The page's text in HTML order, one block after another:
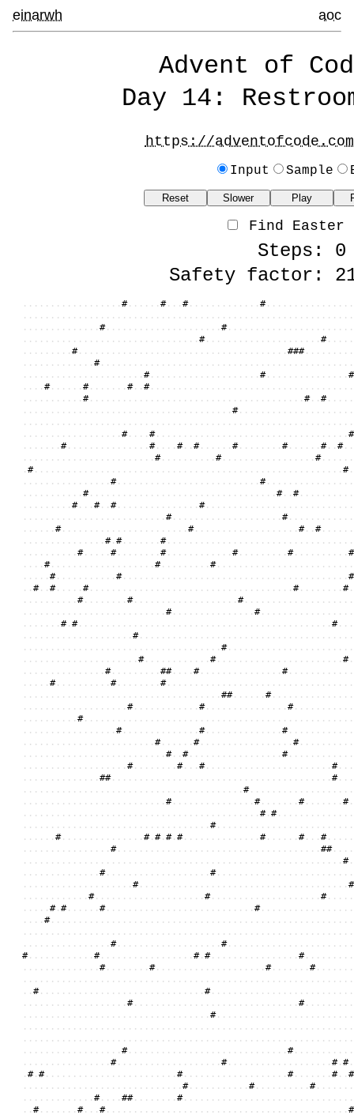
einarwh aoc
Advent of
Day 14:
https://
Input Sample
Reset Slower Play
Find Easter
Steps: 0
Safety factor:
. . . . . . . . . . . . . . . . . . #. . . . . . #. . . #. . . . . . . . . . . . . #. . . . . . . . . . . . . . . .
. . . . . . . . . . . . . . . . . . . . . . . . . . . . . . . . . . . . . . . . . . . . . . . . . . . . . . . . . . . .
. . . . . . . . . . . . . . #. . . . . . . . . . . . . . . . . . . . . #. . . . . . . . . . . . . . . . . . . . . . .
. . . . . . . . . . . . . . . . . . . . . . . . . . . . . . . . #. . . . . . . . . . . . . . . . . . . . . #. . . . .
. . . . . . . . . #. . . . . . . . . . . . . . . . . . . . . . . . . . . . . . . . . . . . . . ###. . . . . . . . .
. . . . . . . . . . . . . #. . . . . . . . . . . . . . . . . . . . . . . . . . . . . . . . . . . . . . . . . . . . . .
. . . . . . . . . . . . . . . . . . . . . . #. . . . . . . . . . . . . . . . . . . . #. . . . . . . . . . . . . . . #
. . . . #. . . . . . #. . . . . . . #. . #. . . . . . . . . . . . . . . . . . . . . . . . . . . . . . . . . . . . .
. . . . . . . . . . . #. . . . . . . . . . . . . . . . . . . . . . . . . . . . . . . . . . . . . . . #. . #. . . . .
. . . . . . . . . . . . . . . . . . . . . . . . . . . . . . . . . . . . . . #. . . . . . . . . . . . . . . . . . . . .
. . . . . . . . . . . . . . . . . . . . . . . . . . . . . . . . . . . . . . . . . . . . . . . . . . . . . . . . . . . .
. . . . . . . . . . . . . . . . . . #. . . . #. . . . . . . . . . . . . . . . . . . . . . . . . . . . . . . . . . . #
. . . . . . . #. . . . . . . . . . . . . . . #. . . . #. . #. . . . . . #. . . . . . . . #. . . . . . #. . #. .
. . . . . . . . . . . . . . . . . . . . . . . . #. . . . . . . . . . #. . . . . . . . . . . . . . . . . #. . . . . .
. #. . . . . . . . . . . . . . . . . . . . . . . . . . . . . . . . . . . . . . . . . . . . . . . . . . . . . . . . #.
. . . . . . . . . . . . . . . . #. . . . . . . . . . . . . . . . . . . . . . . . . . #. . . . . . . . . . . . . . . .
. . . . . . . . . . . #. . . . . . . . . . . . . . . . . . . . . . . . . . . . . . . . . . #. . #. . . . . . . . . .
. . . . . . . . . #. . . #. . #. . . . . . . . . . . . . . . #. . . . . . . . . . . . . . . . . . . . . . . . . . .
. . . . . . . . . . . . . . . . . . . . . . . . . . #. . . . . . . . . . . . . . . . . . . . #. . . . . . . . . . . .
. . . . . . #. . . . . . . . . . . . . . . . . . . . . . . #. . . . . . . . . . . . . . . . . . . #. . #. . . . . .
. . . . . . . . . . . . . . . #. #. . . . . . . #. . . . . . . . . . . . . . . . . . . . . . . . . . . . . . . . . .
. . . . . . . . . . #. . . . . #. . . . . . . . #. . . . . . . . . . . . #. . . . . . . . . #. . . . . . . . . . #
. . . . #. . . . . . . . . . . . . . . . . . . #. . . . . . . . . #. . . . . . . . . . . . . . . . . . . . . . . . .
. . . . . #. . . . . . . . . . . #. . . . . . . . . . . . . . . . . . . . . . . . . . . . . . . . . . . . . . . . . #
. . #. . #. . . . . #. . . . . . . . . . . . . . . . . . . . . . . . . . . . . . . . . . . . . #. . . . . . . . #.
. . . . . . . . . . #. . . . . . . . #. . . . . . . . . . . . . . . . . . . #. . . . . . . . . . . . . . . . . . . .
. . . . . . . . . . . . . . . . . . . . . . . . . . #. . . . . . . . . . . . . . . #. . . . . . . . . . . . . . . . .
. . . . . . . #. #. . . . . . . . . . . . . . . . . . . . . . . . . . . . . . . . . . . . . . . . . . . . . . #. . .
. . . . . . . . . . . . . . . . . . . . #. . . . . . . . . . . . . . . . . . . . . . . . . . . . . . . . . . . . . . .
. . . . . . . . . . . . . . . . . . . . . . . . . . . . . . . . . . . . #. . . . . . . . . . . . . . . . . . . . . . .
. . . . . . . . . . . . . . . . . . . . . #. . . . . . . . . . . . #. . . . . . . . . . . . . . . . . . . . . . . #.
. . . . . . . . . . . . . . . #. . . . . . . . . ##. . . . #. . . . . . . . . . . . . . . #. . . . . . . . . . . .
. . . . . #. . . . . . . . . . #. . . . . . . . #. . . . . . . . . . . . . . . . . . . . . . . . . . . . . . . . . .
. . . . . . . . . . . . . . . . . . . . . . . . . . . . . . . . . . . . ##. . . . . . #. . . . . . . . . . . . . . .
. . . . . . . . . . . . . . . . . . . #. . . . . . . . . . . . #. . . . . . . . . . . . . . . #. . . . . . . . . . .
. . . . . . . . . . #. . . . . . . . . . . . . . . . . . . . . . . . . . . . . . . . . . . . . . . . . . . . . . . . .
. . . . . . . . . . . . . . . . . #. . . . . . . . . . . . . . #. . . . . . . . . . . . . . #. . . . . . . . . . . .
. . . . . . . . . . . . . . . . . . . . . . . . #. . . . . . #. . . . . . . . . . . . . . . . . #. . . . . . . . . .
. . . . . . . . . . . . . . . . . . . . . . . . . . #. . #. . . . . . . . . . . . . . . . . #. . . . . . . . . . . .
. . . . . . . . . . . . . . . . . . . #. . . . . . . . #. . . #. . . . . . . . . . . . . . . . . . . . . . . #. . .
. . . . . . . . . . . . . . ##. . . . . . . . . . . . . . . . . . . . . . . . . . . . . . . . . . . . . . . . #. . .
. . . . . . . . . . . . . . . . . . . . . . . . . . . . . . . . . . . . . . . . #. . . . . . . . . . . . . . . . . . .
. . . . . . . . . . . . . . . . . . . . . . . . . . #. . . . . . . . . . . . . . . #. . . . . . . #. . . . . . . #.
. . . . . . . . . . . . . . . . . . . . . . . . . . . . . . . . . . . . . . . . . . . #. #. . . . . . . . . . . . . .
. . . . . . . . . . . . . . . . . . . . . . . . . . . . . . . . . . #. . . . . . . . . . . . . . . . . . . . . . . . .
. . . . . . #. . . . . . . . . . . . . . . #. #. #. #. . . . . . . . . . . . . . #. . . . . . #. . . #. . . . .
. . . . . . . . . . . . . . . . #. . . . . . . . . . . . . . . . . . . . . . . . . . . . . . . . . . . . . ##. . . .
. . . . . . . . . . . . . . . . . . . . . . . . . . . . . . . . . . . . . . . . . . . . . . . . . . . . . . . . . . #.
. . . . . . . . . . . . . . #. . . . . . . . . . . . . . . . . . . #. . . . . . . . . . . . . . . . . . . . . . . . .
. . . . . . . . . . . . . . . . . . . . #. . . . . . . . . . . . . . . . . . . . . . . . . . . . . . . . . . . . . . #
. . . . . . . . . . . . #. . . . . . . . . . . . . . . . . . . . #. . . . . . . . . . . . . . . . . . . . #. . . . .
. . . . . #. #. . . . . . #. . . . . . . . . . . . . . . . . . . . . . . . . . . #. . . . . . . . . . . . . . . . .
. . . . #. . . . . . . . . . . . . . . . . . . . . . . . . . . . . . . . . . . . . . . . . . . . . . . . . . . . . . .
. . . . . . . . . . . . . . . . . . . . . . . . . . . . . . . . . . . . . . . . . . . . . . . . . . . . . . . . . . . .
. . . . . . . . . . . . . . . . #. . . . . . . . . . . . . . . . . . . #. . . . . . . . . . . . . . . . . . . . . . .
#. . . . . . . . . . . . #. . . . . . . . . . . . . . . . . #. #. . . . . . . . . . . . . . . . #. . . . . . . . .
. . . . . . . . . . . . . . #. . . . . . . . #. . . . . . . . . . . . . . . . . . . . #. . . . . . . #. . . . . . .
. . . . . . . . . . . . . . . . . . . . . . . . . . . . . . . . . . . . . . . . . . . . . . . . . . . . . . . . . . . .
. . #. . . . . . . . . . . . . . . . . . . . . . . . . . . . . . #. . . . . . . . . . . . . . . . . . . . . . . . . .
. . . . . . . . . . . . . . . . . . . #. . . . . . . . . . . . . . . . . . . . . . . . . . . . . . #. . . . . . . . .
. . . . . . . . . . . . . . . . . . . . . . . . . . . . . . . . . . #. . . . . . . . . . . . . . . . . . . . . . . . .
. . . . . . . . . . . . . . . . . . . . . . . . . . . . . . . . . . . . . . . . . . . . . . . . . . . . . . . . . . . .
. . . . . . . . . . . . . . . . . . . . . . . . . . . . . . . . . . . . . . . . . . . . . . . . . . . . . . . . . . . .
. . . . . . . . . . . . . . . . . . #. . . . . . . . . . . . . . . . . . . . . . . . . . . . . #. . . . . . . . . . .
. . . . . . . . . . . . . . . . #. . . . . . . . . . . . . . . . . . . #. . . . . . . . . . . . . . . . . . . #. #.
. #. #. . . . . . . . . . . . . . . . . . . . . . . . #. . . . . . . . . . . . . . . . . . . #. . . . . . . #. . #
. . . . . . . . . . . . . . . . . . . . . . . . . . . . . #. . . . . . . . . . . #. . . . . . . . . . #. . . . . . .
. . . . . . . . . . . . . #. . . . ##. . . . . . . . #. . . . . . . . . . . . . . . . . . . . . . . . . . . . . . .
. . #. . . . . . . #. . . #. . . . . . . . . . . . . . . . . . . . . . . . . . . . . . . . . . . . . . . . . . . . #